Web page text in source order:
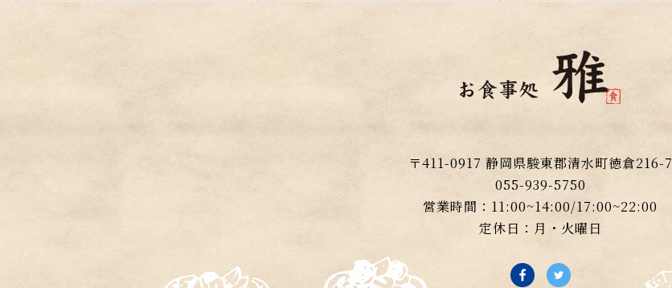
〒411-0917 静岡県駿東郡清水町徳倉216-7
055-939-5750
営業時間：11:00~14:00/17:00~22:00
定休日：月・火曜日